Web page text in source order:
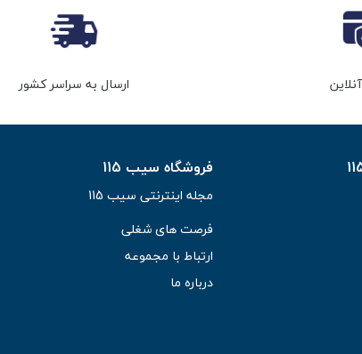
ارسال به سراسر کشور
فروشگاه سیب 115
مجله اینترنتی سیب 115
فرصت های شغلی
ارتباط با مجموعه
درباره ما